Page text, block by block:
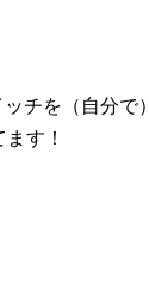
チを（自分で）
す！